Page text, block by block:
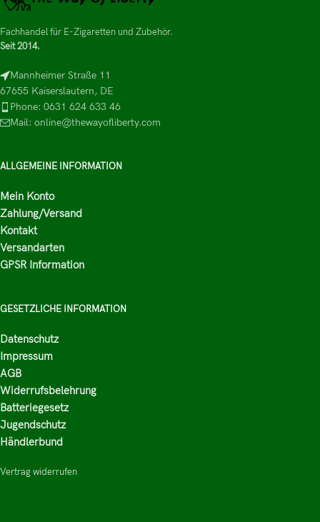
Fachhandel für E-Zigaretten und Zubehör.
Seit 2014.
Mannheimer Straße 11
67655 Kaiserslautern, DE
Phone: 0631 624 633 46
Mail: online@thewayofliberty.com
ALLGEMEINE INFORMATION
Mein Konto
Zahlung/Versand
Kontakt
Versandarten
GPSR Information
GESETZLICHE INFORMATION
Datenschutz
Impressum
AGB
Widerrufsbelehrung
Batteriegesetz
Jugendschutz
Händlerbund
Vertrag widerrufen